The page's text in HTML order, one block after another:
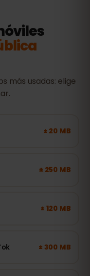
más usadas: elige
± 20 MB
± 250 MB
± 120 MB
± 300 MB